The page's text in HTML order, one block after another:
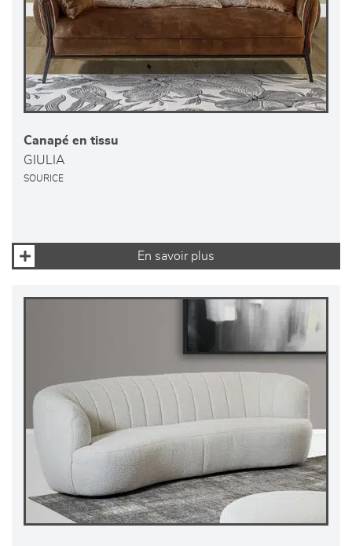
Canapé en tissu
GIULIA
SOURICE
En savoir plus